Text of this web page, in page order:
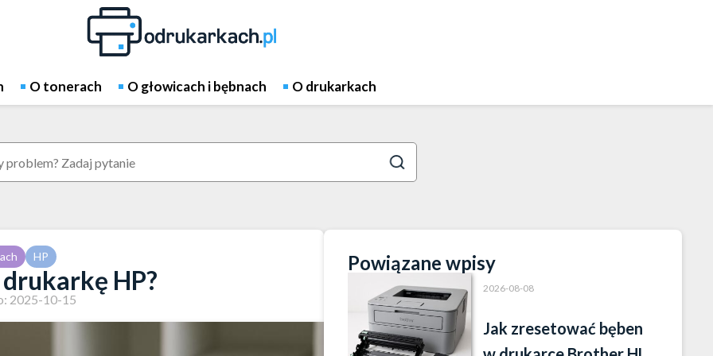
O tonerach O głowicach i bębnach O drukarkach
HP
HP?
2025-10-15
Powiązane wpisy
2026-08-08
Jak zresetować bęben